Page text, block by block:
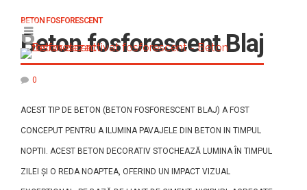
BETON FOSFORESCENT
Beton fosforescent Blaj
0
ACEST TIP DE BETON (BETON FOSFORESCENT BLAJ) A FOST
CONCEPUT PENTRU A ILUMINA PAVAJELE DIN BETON IN TIMPUL
NOPTII. ACEST BETON DECORATIV STOCHEAZĂ LUMINA ÎN TIMPUL
ZILEI ȘI O REDA NOAPTEA, OFERIND UN IMPACT VIZUAL